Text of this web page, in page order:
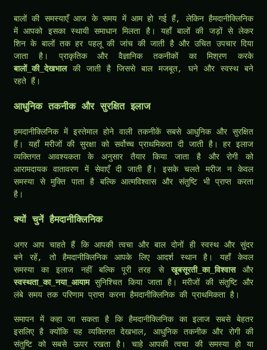
बालों की समस्याएँ आज के समय में आम हो गई हैं, लेकिन हैमदानीक्लिनिक
में आपको इसका स्थायी समाधान मिलता है। यहाँ बालों की जड़ों से लेकर
शिन के बालों तक हर पहलू की जांच की जाती है और उचित उपचार दिया
जाता है। प्राकृतिक और वैज्ञानिक तकनीकों का मिश्रण करके
बालों_की_देखभालकी जाती है जिससे बाल मजबूत, घने और स्वस्थ बने
रहते हैं।
आधुनिक तकनीक और सुरक्षित इलाज
हमदानीक्लिनिक में इस्तेमाल होने वाली तकनीकें सबसे आधुनिक और सुरक्षित
हैं। यहाँ मरीजों की सुरक्षा को सर्वोच्च प्राथमिकता दी जाती है। हर इलाज
व्यक्तिगत आवश्यकता के अनुसार तैयार किया जाता है और रोगी को
आरामदायक वातावरण में सेवाएँ दी जाती हैं। इसके चलते मरीज न केवल
समस्या से मुक्ति पाता है बल्कि आत्मविश्वास और संतुष्टि भी प्राप्त करता
है।
क्यों चुनें हैमदानीक्लिनिक
अगर आप चाहते हैं कि आपकी त्वचा और बाल दोनों ही स्वस्थ और सुंदर
बने रहें, तो हैमदानीक्लिनिक आपके लिए आदर्श स्थान है। यहाँ केवल
समस्या का इलाज नहीं बल्कि पूरी तरह सेखूबसूरती_का_विश्वासऔर
स्वस्थता_का_नया_आयामसुनिश्चित किया जाता है। मरीजों की संतुष्टि और
लंबे समय तक परिणाम प्राप्त करना हैमदानीक्लिनिक की प्राथमिकता है।
समापन में कहा जा सकता है कि हैमदानीक्लिनिक का इलाज सबसे बेहतर
इसलिए है क्योंकि यह व्यक्तिगत देखभाल, आधुनिक तकनीक और रोगी की
संतुष्टि को सबसे ऊपर रखता है। चाहे आपकी त्वचा की समस्या हो या